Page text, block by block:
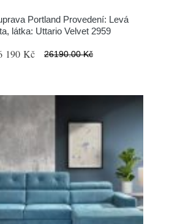
Portland Provedení: Levá
látka: Uttario Velvet 2959
190 Kč 26190.00 Kč